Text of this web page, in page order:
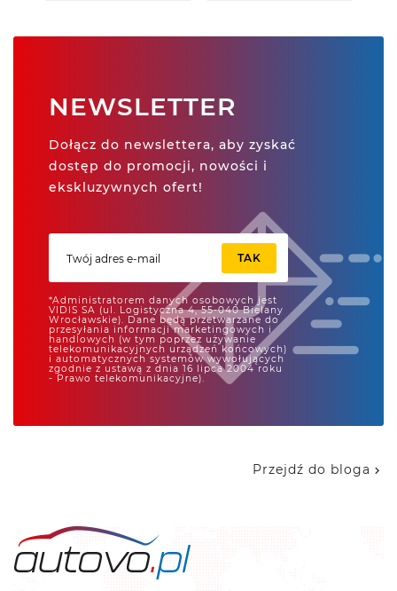
NEWSLETTER
Dołącz do newslettera, aby zyskać
dostęp do promocji, nowości i
ekskluzywnych ofert!
TAK
Przejdź do bloga 